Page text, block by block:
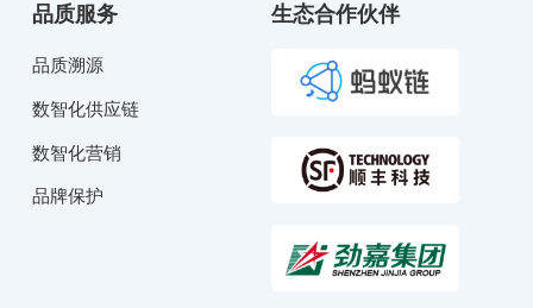
品质服务
品质溯源
数智化供应链
数智化营销
品牌保护
生态合作伙伴